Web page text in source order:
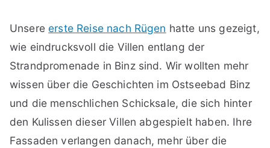
Unsere erste Reise nach Rügen hatte uns gezeigt,
wie eindrucksvoll die Villen entlang der
Strandpromenade in Binz sind. Wir wollten mehr
wissen über die Geschichten im Ostseebad Binz
und die menschlichen Schicksale, die sich hinter
den Kulissen dieser Villen abgespielt haben. Ihre
Fassaden verlangen danach, mehr über die